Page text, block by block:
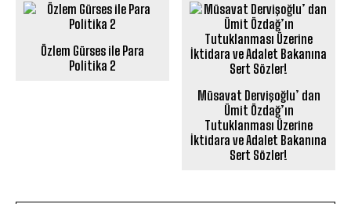
Özlem Gürses ile Para
Politika 2
Müsavat Dervişoğlu’ dan
Ümit Özdağ’ın
Tutuklanması Üzerine
İktidara ve Adalet Bakanına
Sert Sözler!